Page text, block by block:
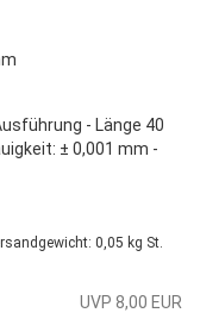
- Länge 40
± 0,001 mm -
0,05 kg St.
UVP 8,00 EUR